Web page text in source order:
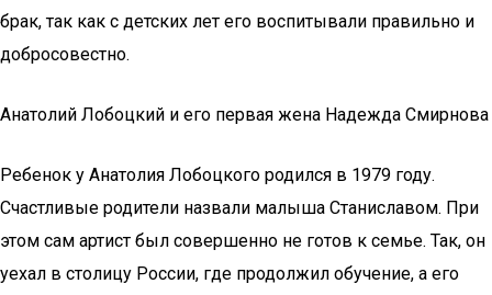
брак, так как с детских лет его воспитывали правильно и
добросовестно.
Анатолий Лобоцкий и его первая жена Надежда Смирнова
Ребенок у Анатолия Лобоцкого родился в 1979 году.
Счастливые родители назвали малыша Станиславом. При
этом сам артист был совершенно не готов к семье. Так, он
уехал в столицу России, где продолжил обучение, а его